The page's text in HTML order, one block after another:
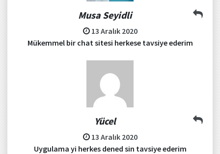
Musa Seyidli
13 Aralık 2020
Mükemmel bir chat sitesi herkese tavsiye ederim
Yücel
13 Aralık 2020
Uygulama yi herkes dened sin tavsiye ederim